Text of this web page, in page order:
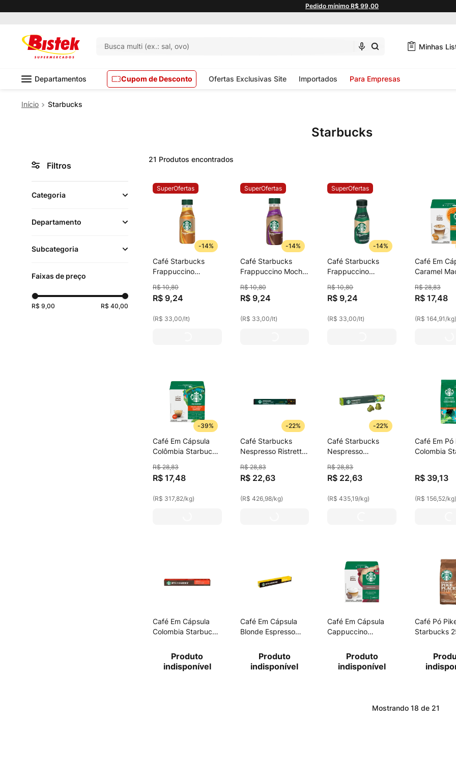
Pedido mínimo R$ 99,00
Busca multi (ex.: sal, ovo) Minhas
Departamentos Cupom de Desconto Ofertas Exclusivas Site Importados Para Empresas
Starbucks
Starbucks
Filtros
Categoria
Departamento
Subcategoria
Cápsulas Nespresso
(9
Faixas de preço
R$ 9,00 R$ 40,00
21 Produtos
SuperOfertas
-14%
Café Starbucks
Frappuccino
R$ 10,80
R$ 9,24
(R$ 33,00/lt)
SuperOfertas
-14%
Café Starbucks
Frappuccino Mocha
R$ 10,80
R$ 9,24
(R$ 33,00/lt)
SuperOfertas
-14%
Café Starbucks
Frappuccino
R$ 10,80
R$ 9,24
(R$ 33,00/lt)
Café Em
Caramel
R$ 28,83
R$ 17,48
(R$ 164,91 /kg)
-39%
Café Em Cápsula
Colômbia Starbucks
R$ 28,83
R$ 17,48
(R$ 317,82/kg)
-22%
Café Starbucks
Nespresso Ristretto
Capsulas 57g
R$ 28,83
R$ 22,63
(R$ 426,98/kg)
-22%
Café Starbucks
Nespresso
Cápsulas 57g
R$ 28,83
R$ 22,63
(R$ 435,19/kg)
Café Em Pó
Colombia
R$ 39,13
(R$ 156,52/kg)
Café Em Cápsula
Colombia Starbucks
Produto
indisponível
Café Em Cápsula
Blonde Espresso
Produto
indisponível
Café Em Cápsula
Cappuccino
Produto
indisponível
Café Pó
Starbucks
Mostrando 18 de 21